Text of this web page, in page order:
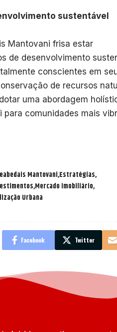
sustentável
Mantovani frisa estar
de desenvolvimento
conscientes em
de recursos
uma abordagem
comunidades mais
Mantovani Estratégias
Mercado imobiliário
Urbana
Facebook Twitter